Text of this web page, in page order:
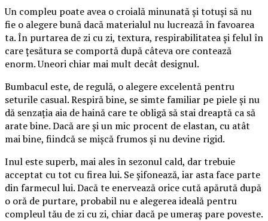
Un compleu poate avea o croială minunată și totuși să nu
fie o alegere bună dacă materialul nu lucrează în favoarea
ta. În purtarea de zi cu zi, textura, respirabilitatea și felul în
care țesătura se comportă după câteva ore contează
enorm. Uneori chiar mai mult decât designul.
Bumbacul este, de regulă, o alegere excelentă pentru
seturile casual. Respiră bine, se simte familiar pe piele și nu
dă senzația aia de haină care te obligă să stai dreaptă ca să
arate bine. Dacă are și un mic procent de elastan, cu atât
mai bine, fiindcă se mișcă frumos și nu devine rigid.
Inul este superb, mai ales în sezonul cald, dar trebuie
acceptat cu tot cu firea lui. Se șifonează, iar asta face parte
din farmecul lui. Dacă te enervează orice cută apărută după
o oră de purtare, probabil nu e alegerea ideală pentru
compleul tău de zi cu zi, chiar dacă pe umeraș pare poveste.